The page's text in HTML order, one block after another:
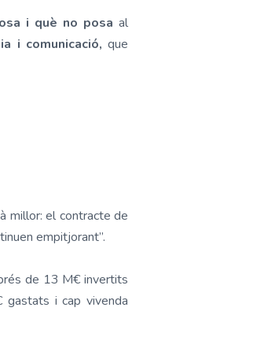
i què no posaal
i comunicació, que
millor: el contracte de
empitjorant”.
de 13 M€ invertits
i cap vivenda